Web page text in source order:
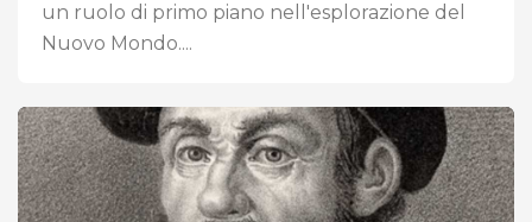
un ruolo di primo piano nell'esplorazione del
Nuovo Mondo....